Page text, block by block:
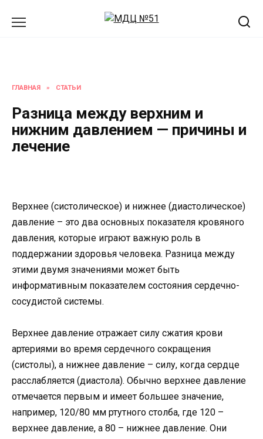
ГЛАВНАЯ » СТАТЬИ
Разница между верхним и
нижним давлением — причины и
лечение
Верхнее (систолическое) и нижнее (диастолическое)
давление – это два основных показателя кровяного
давления, которые играют важную роль в
поддержании здоровья человека. Разница между
этими двумя значениями может быть
информативным показателем состояния сердечно-
сосудистой системы.
Верхнее давление отражает силу сжатия крови
артериями во время сердечного сокращения
(систолы), а нижнее давление – силу, когда сердце
расслабляется (диастола). Обычно верхнее давление
отмечается первым и имеет большее значение,
например, 120/80 мм ртутного столба, где 120 –
верхнее давление, а 80 – нижнее давление. Они